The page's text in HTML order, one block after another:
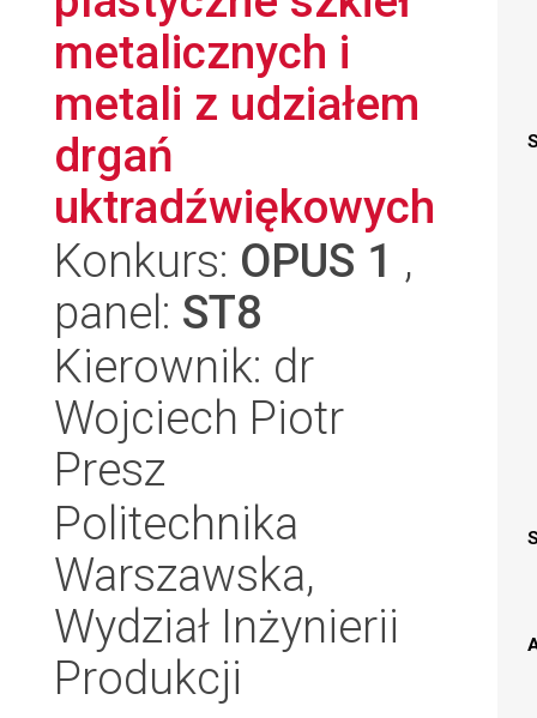
metalicznych i
metali z udziałem
drgań
uktradźwiękowych
Konkurs: OPUS 1 ,
panel: ST8
Kierownik: dr
Wojciech Piotr
Presz
Politechnika
Warszawska,
Wydział Inżynierii
Produkcji